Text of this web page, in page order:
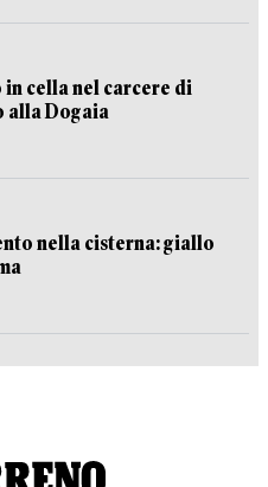
in cella nel carcere di
alla Dogaia
nella cisterna: giallo